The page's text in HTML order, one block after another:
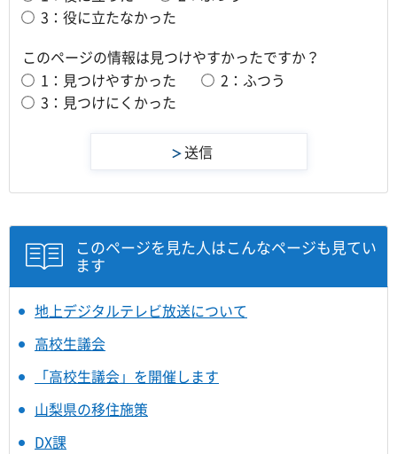
3：役に立たなかった
このページの情報は見つけやすかったですか？
1：見つけやすかった
2：ふつう
3：見つけにくかった
このページを見た人はこんなページも見てい
ます
地上デジタルテレビ放送について
高校生議会
「高校生議会」を開催します
山梨県の移住施策
DX課